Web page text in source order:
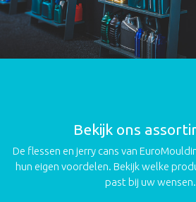
Bekijk ons
De flessen en jerry cans van
hun eigen voordelen. Bekijk welke
past bij uw wensen.
Ambachtsweg 3, 7442
00 31 548 61 10 07 •